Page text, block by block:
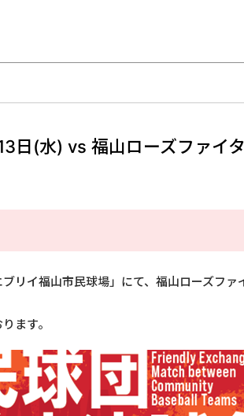
日(水) vs 福山ローズファイ
リイ福山市民球場」にて、福山ローズファ
ます。